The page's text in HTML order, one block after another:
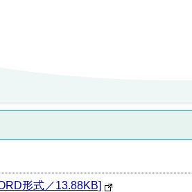
形式／13.88KB]